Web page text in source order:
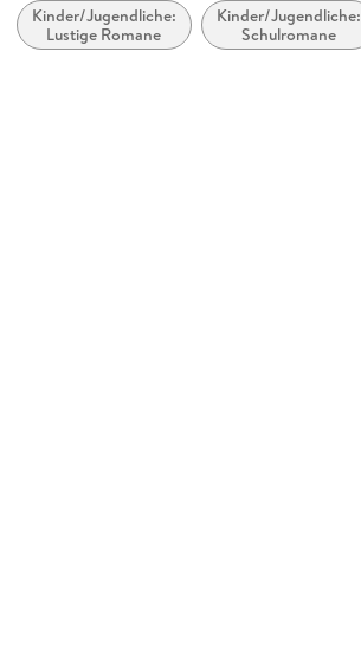
Autor/Autorin
Jeff Kinney
Kinder/Jugendliche:
Lustige Romane
Kinder/Jugendliche:
Schulromane